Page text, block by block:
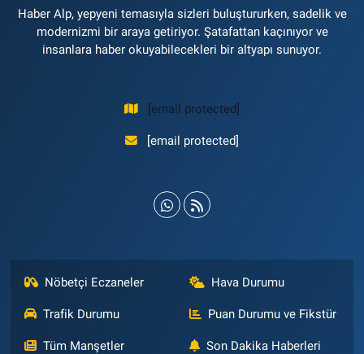
Haber Alp, yepyeni temasıyla sizleri buluştururken, sadelik ve
modernizmi bir araya getiriyor. Şatafattan kaçınıyor ve
insanlara haber okuyabilecekleri bir altyapı sunuyor.
[email protected]
[email protected]
Nöbetçi Eczaneler Hava Durumu
Trafik Durumu Puan Durumu ve Fikstür
Tüm Manşetler Son Dakika Haberleri